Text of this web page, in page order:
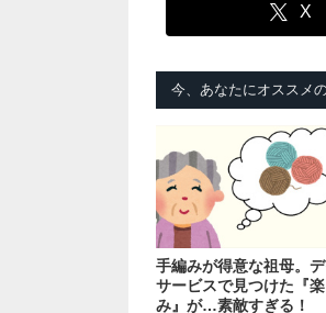
X
今、あなたにオススメ
手編みが得意な祖母。デ
サービスで見つけた『
み』が…素敵すぎる！